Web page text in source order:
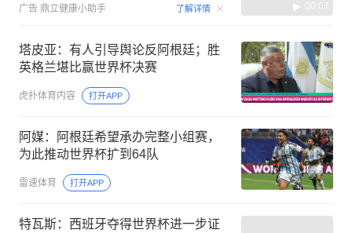
广告 鼎立健康小助手 了解详情 00:07
塔皮亚：有人引导舆论反阿根廷；胜
英格兰堪比赢世界杯决赛
虎扑体育内容 打开APP
阿媒：阿根廷希望承办完整小组赛，
为此推动世界杯扩到64队
雷速体育 打开APP
特瓦斯：西班牙夺得世界杯进一步证